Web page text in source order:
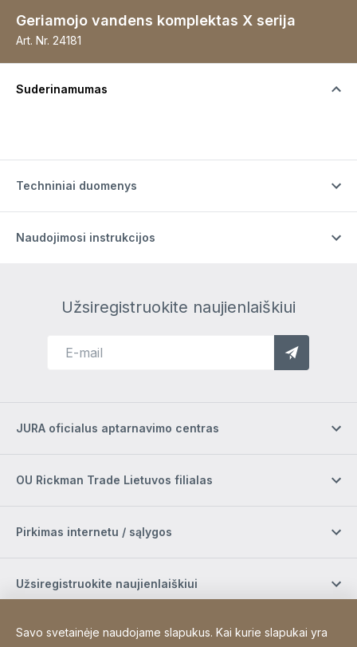
Geriamojo vandens komplektas X serija
Art. Nr. 24181
Suderinamumas
Techniniai duomenys
Naudojimosi instrukcijos
Užsiregistruokite naujienlaiškiui
JURA oficialus aptarnavimo centras
OU Rickman Trade Lietuvos filialas
Pirkimas internetu / sąlygos
Užsiregistruokite naujienlaiškiui
Socialinė žiniasklaida
Savo svetainėje naudojame slapukus. Kai kurie slapukai yra